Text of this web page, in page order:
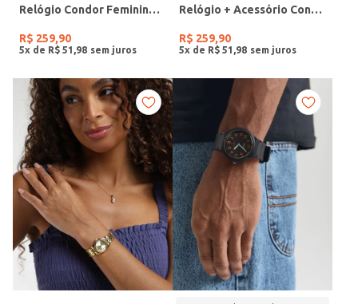
Relógio Condor Feminino DOURADO
R$ 259,90
5x de R$ 51 98
Relógio + Acessório Condor Feminino PRATA
R$ 259,90
5x de R$ 51 98